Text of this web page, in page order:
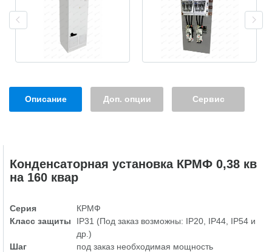
Описание Доп. опции Сервис
Конденсаторная установка КРМФ 0,38 кв
на 160 квар
Серия
КРМФ
Класс защиты
IP31 (Под заказ возможны: IP20, IP44, IP54 и
др.)
Шаг
под заказ необходимая мощность